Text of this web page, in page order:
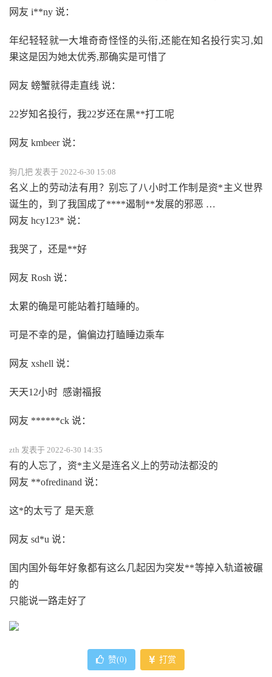
网友 i**ny 说：
年纪轻轻就一大堆奇奇怪怪的头衔,还能在知名投行实习,如
果这是因为她太优秀,那确实是可惜了
网友 螃蟹就得走直线 说：
22岁知名投行，我22岁还在黑**打工呢
网友 kmbeer 说：
狗几把 发表于 2022-6-30 15:08
名义上的劳动法有用？别忘了八小时工作制是资*主义世界
诞生的，到了我国成了****遏制**发展的邪恶 …
网友 hcy123* 说：
我哭了，还是**好
网友 Rosh 说：
太累的确是可能站着打瞌睡的。
可是不幸的是，偏偏边打瞌睡边乘车
网友 xshell 说：
天天12小时 感谢福报
网友 ******ck 说：
zth 发表于 2022-6-30 14:35
有的人忘了，资*主义是连名义上的劳动法都没的
网友 **ofredinand 说：
这*的太亏了 是天意
网友 sd*u 说：
国内国外每年好象都有这么几起因为突发**等掉入轨道被碾
的
只能说一路走好了
赞(0) 打赏